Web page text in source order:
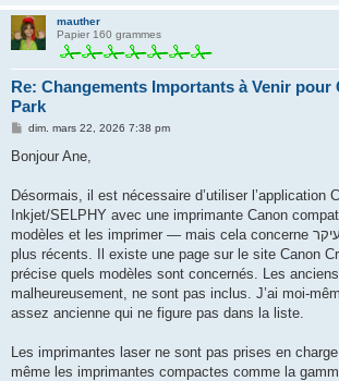
mauther
Papier 160 grammes
Re: Changements Importants à Venir pour
Park
M
s
g
dim. mars 22, 2026 7:38 pm
Bonjour Ane,
Désormais, il est nécessaire d’utiliser l’application
Inkjet/SELPHY avec une imprimante Canon
modèles et les imprimer — mais cela concerne בעיקר les modèles les
plus récents. Il existe une page sur le site Canon
précise quels modèles sont concernés. Les anciens
malheureusement, ne sont pas inclus. J’ai moi-
assez ancienne qui ne figure pas dans la liste.
Les imprimantes laser ne sont pas prises en
même les imprimantes compactes comme la